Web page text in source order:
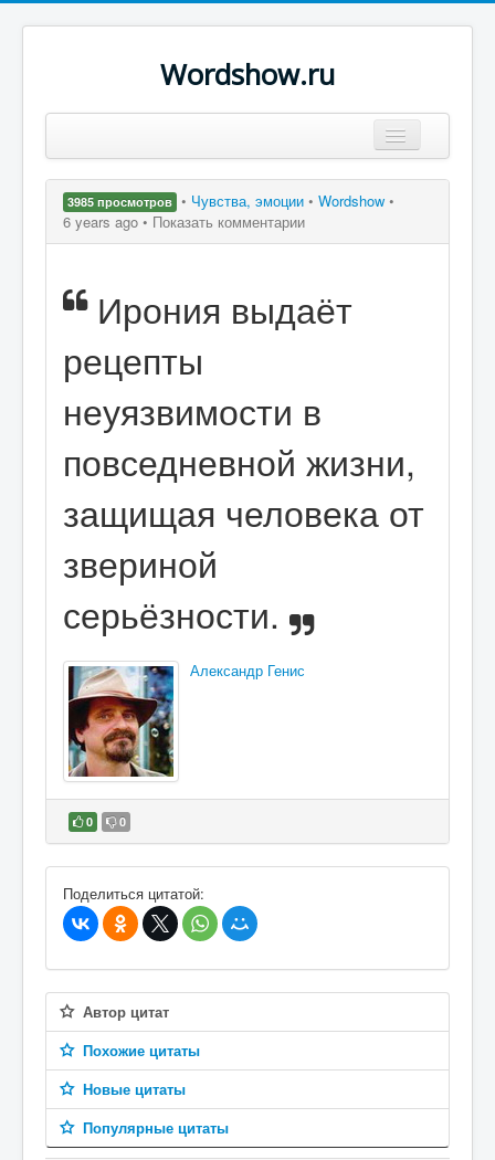
Wordshow.ru
Популярные цитаты
Поиск
3985 просмотров • Чувства, эмоции • Wordshow •
6 years ago • Показать комментарии
Ирония выдаёт
рецепты
неуязвимости в
повседневной жизни,
защищая человека от
звериной
серьёзности.
Александр Генис
0 0
В избранное
Поделиться цитатой:
Автор цитат
Похожие цитаты
Новые цитаты
Популярные цитаты